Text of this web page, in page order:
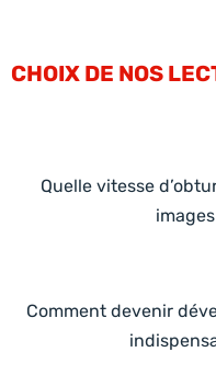
CHOIX DE NOS
Quelle vitesse
Comment devenir